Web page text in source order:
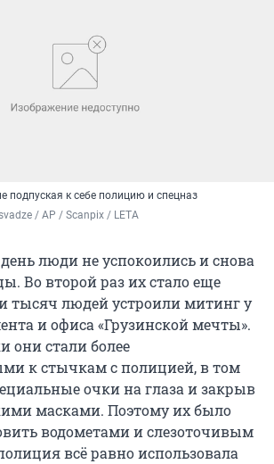
подпуская к себе полицию и спецназ
/ AP / Scanpix / LETA
люди не успокоились и снова
Во второй раз их стало еще
тысяч людей устроили митинг у
и офиса «Грузинской мечты».
они стали более
к стычкам с полицией, в том
очки на глаза и закрыв
масками. Поэтому их было
водометами и слезоточивым
всё равно использовала